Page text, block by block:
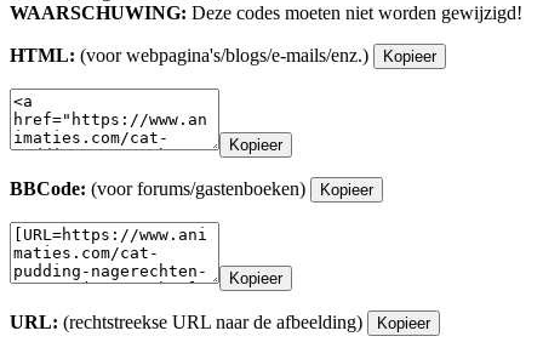
WAARSCHUWING: Deze codes moeten niet worden gewijzigd!
HTML: (voor webpagina's/blogs/e-mails/enz.) Kopieer
Kopieer
BBCode: (voor forums/gastenboeken) Kopieer
Kopieer
URL: (rechtstreekse URL naar de afbeelding) Kopieer